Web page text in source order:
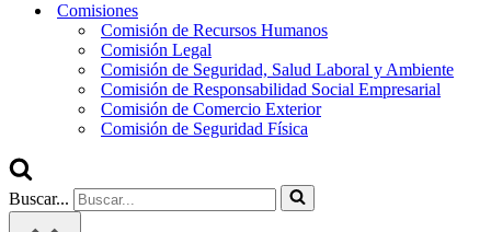
Comisiones
Comisión de Recursos Humanos
Comisión Legal
Comisión de Seguridad, Salud Laboral y Ambiente
Comisión de Responsabilidad Social Empresarial
Comisión de Comercio Exterior
Comisión de Seguridad Física
Buscar...